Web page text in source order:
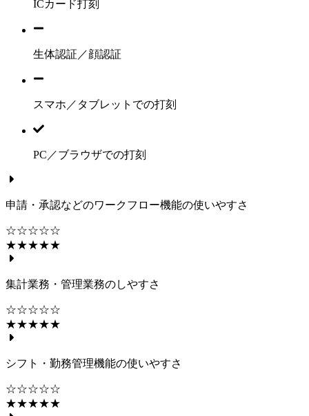
ICカード打刻
生体認証／顔認証
スマホ／タブレットでの打刻
PC／ブラウザでの打刻
申請・承認などのワークフロー機能の使いやすさ
☆☆☆☆☆
★★★★★
集計業務・管理業務のしやすさ
☆☆☆☆☆
★★★★★
シフト・勤務管理機能の使いやすさ
☆☆☆☆☆
★★★★★